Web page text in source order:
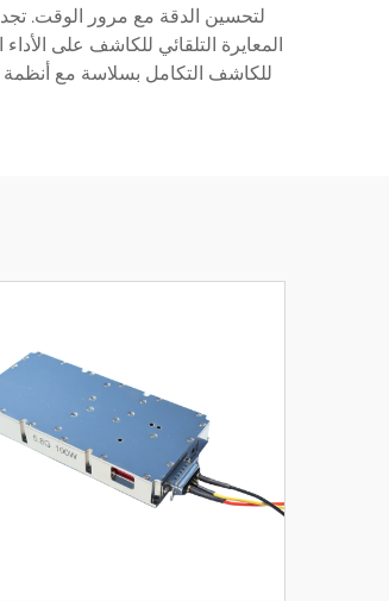
لتحسين الدقة مع مرور الوقت.
المعايرة التلقائي للكاشف على
للكاشف التكامل بسلاسة مع أنظمة